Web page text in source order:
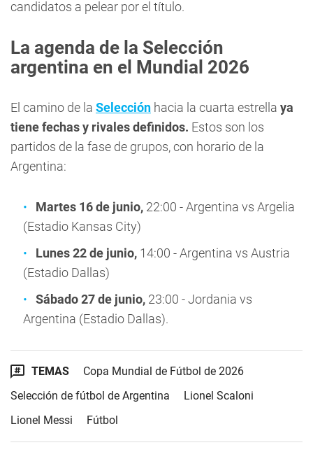
candidatos a pelear por el título.
La agenda de la Selección
argentina en el Mundial 2026
El camino de la Selección hacia la cuarta estrella ya
tiene fechas y rivales definidos. Estos son los
partidos de la fase de grupos, con horario de la
Argentina:
Martes 16 de junio, 22:00 - Argentina vs Argelia
(Estadio Kansas City)
Lunes 22 de junio, 14:00 - Argentina vs Austria
(Estadio Dallas)
Sábado 27 de junio, 23:00 - Jordania vs
Argentina (Estadio Dallas).
TEMAS
Copa Mundial de Fútbol de 2026
Selección de fútbol de Argentina
Lionel Scaloni
Lionel Messi
Fútbol